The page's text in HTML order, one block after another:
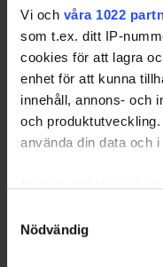
Vi och våra 1022
som t.ex. ditt IP-
cookies för att lagra
enhet för att kunna
innehåll, annons- och
och
använda din data och
Med din tillåtelse
som kan ha en
Nödvändig